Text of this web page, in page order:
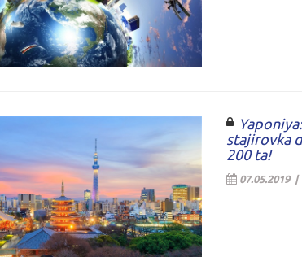
stajirovka
200 ta!
07.05.2019 |